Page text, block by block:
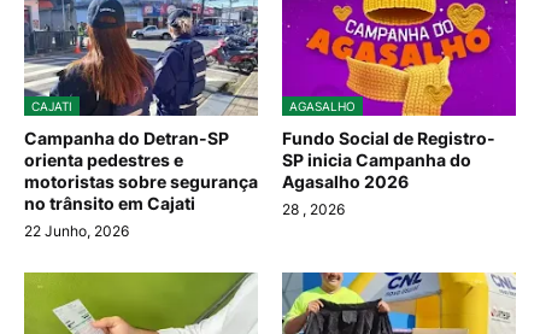
CAJATI
Campanha do Detran-SP
orienta pedestres e
motoristas sobre segurança
no trânsito em Cajati
22 Junho, 2026
AGASALHO
Fundo Social de Registro-
SP inicia Campanha do
Agasalho 2026
28 , 2026